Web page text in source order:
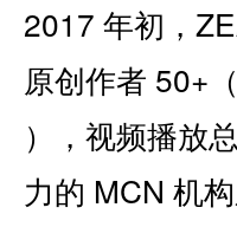
2017 年初，
原创作者 50+
），视频播放
力的 MCN 机构